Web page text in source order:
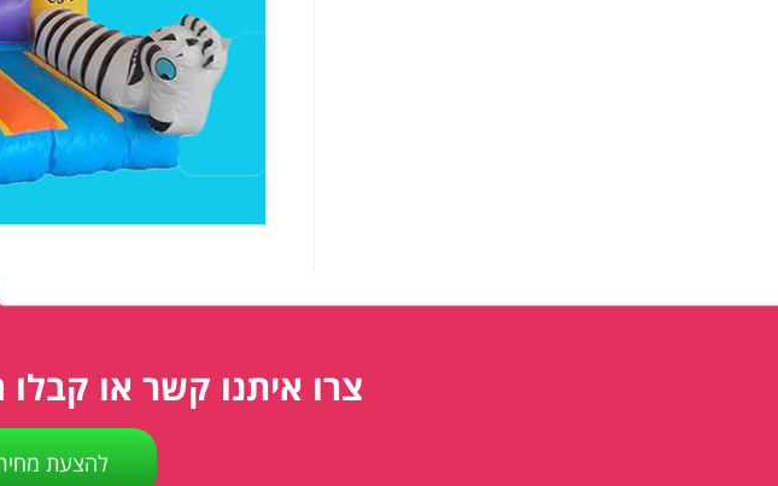
צרו איתנו קשר או
להצעת